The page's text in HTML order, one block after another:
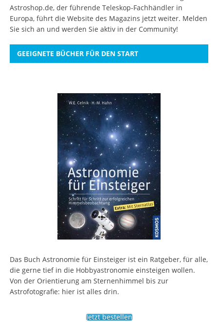
Astroshop.de, der führende Teleskop-Fachhändler in
Europa, führt die Website des Magazins jetzt weiter. Melden
Sie sich an und werden Sie aktiv in der Community!
GEEIGNETE BÜCHER FÜR DEN START
Das Buch Astronomie für Einsteiger ist ein Ratgeber, für alle,
die gerne tief in die Hobbyastronomie einsteigen wollen.
Von der Orientierung am Sternenhimmel bis zur
Astrofotografie: hier ist alles drin.
Jetzt bestellen